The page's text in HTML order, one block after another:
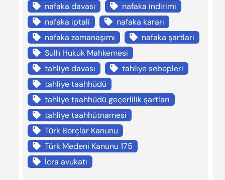
nafaka davası
nafaka indirimi
nafaka iptali
nafaka kararı
nafaka zamanaşımı
nafaka şartları
Sulh Hukuk Mahkemesi
tahliye davası
tahliye sebepleri
tahliye taahhüdü
tahliye taahhüdü geçerlilik şartları
tahliye taahhütnamesi
Türk Borçlar Kanunu
Türk Medeni Kanunu 175
İcra avukatı